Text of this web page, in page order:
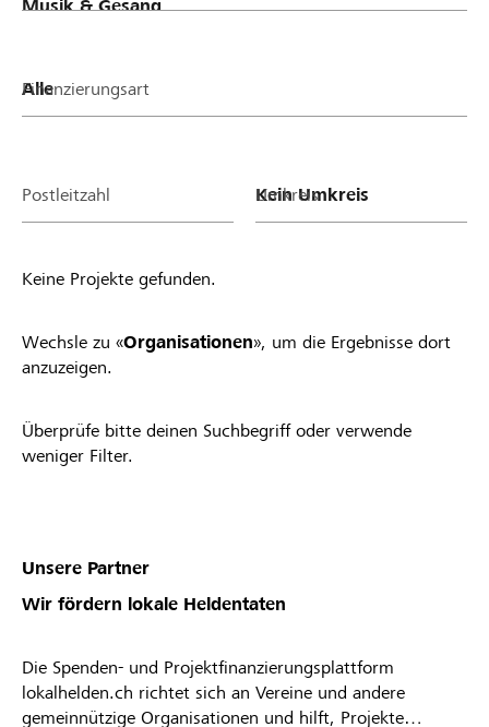
Finanzierungsart
Postleitzahl Umkreis
Keine Projekte gefunden.
Wechsle zu «Organisationen», um die Ergebnisse dort
anzuzeigen.
Überprüfe bitte deinen Suchbegriff oder verwende
weniger Filter.
Unsere Partner
Wir fördern lokale Heldentaten
Die Spenden- und Projektfinanzierungsplattform
lokalhelden.ch richtet sich an Vereine und andere
gemeinnützige Organisationen und hilft, Projekte